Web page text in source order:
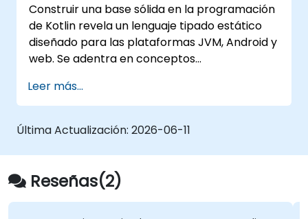
Construir una base sólida en la programación
de Kotlin revela un lenguaje tipado estático
diseñado para las plataformas JVM, Android y
web. Se adentra en conceptos
de control, el diseño orientado a objetos con
clases y herencia, funciones y lambdas, la
seguridad nula, los tipos genéricos, las
a los desarrolladores las habilidades
prácticas necesarias para escribir código
limpio y expresivo para aplicaciones del lado
del servidor y aplicaciones para Android, con
Leer más...
Última Actualización: 2026-06-11
Reseñas(2)